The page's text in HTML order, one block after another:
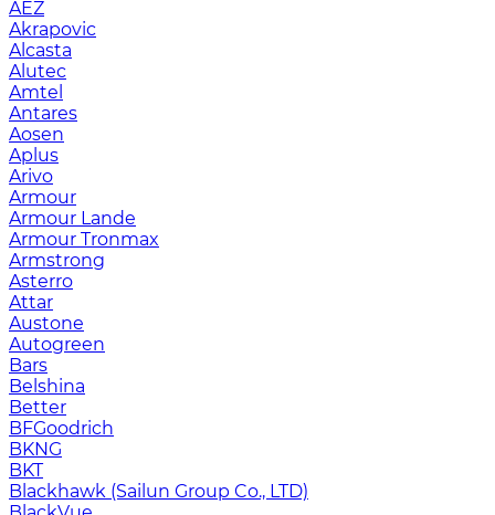
AEZ
Akrapovic
Alcasta
Alutec
Amtel
Antares
Aosen
Aplus
Arivo
Armour
Armour Lande
Armour Tronmax
Armstrong
Asterro
Attar
Austone
Autogreen
Bars
Belshina
Better
BFGoodrich
BKNG
BKT
Blackhawk (Sailun Group Co., LTD)